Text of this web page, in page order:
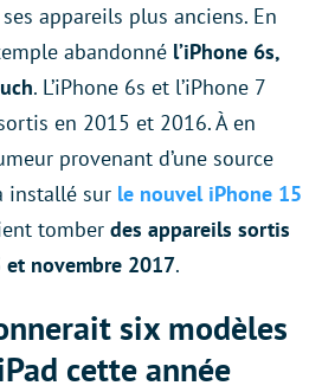
appareils plus anciens. En
abandonné l’iPhone 6s,
. L’iPhone 6s et l’iPhone 7
en 2015 et 2016. À en
provenant d’une source
installé sur le nouvel iPhone 15
tomber des appareils sortis
novembre 2017.
six modèles
cette année